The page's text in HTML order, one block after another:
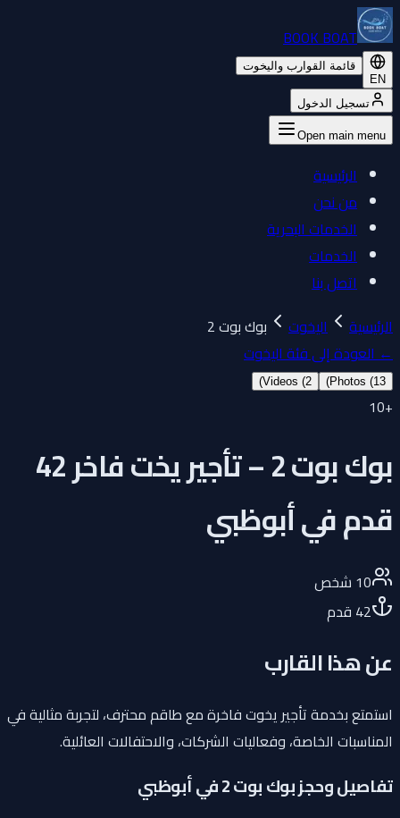
BOOK BOAT
EN
قائمة القوارب واليخوت
تسجيل الدخول
Open main menu
الرئيسية
من نحن
الخدمات البحرية
الخدمات
اتصل بنا
الرئيسية
اليخوت
بوك بوت 2
←العودة إلى فئة اليخوت
Photos (13
)
Videos (
)
10
بوك بوت 2 – تأجير يخت فاخر 42
قدم في أبوظبي
10شخص
42قدم
عن هذا القارب
استمتع بخدمة تأجير يخوت فاخرة مع طاقم محترف، لتجربة مثالية في
المناسبات الخاصة، وفعاليات الشركات، والاحتفالات العائلية.
تفاصيل وحجز بوك بوت 2 في أبوظبي